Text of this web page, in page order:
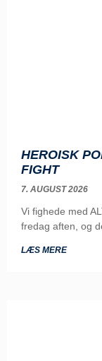
HEROISK
FIGHT
7. AUGUST 2026
Vi fighede med
fredag aften, og
LÆS MERE